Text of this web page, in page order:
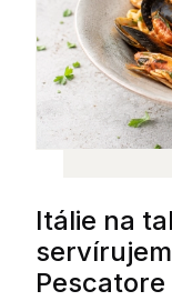
Itálie na
Pescatore